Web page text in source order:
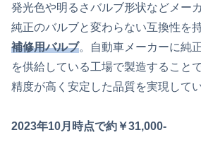
発光色や明るさバルブ形状などメー
純正のバルブと変わらない互換性を
補修用バルブ。自動車メーカーに純
を供給している工場で製造すること
精度が高く安定した品質を実現してい
2023年10月時点で約￥31,000-